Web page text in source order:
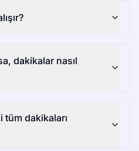
dakikalar nasıl
dakikaları